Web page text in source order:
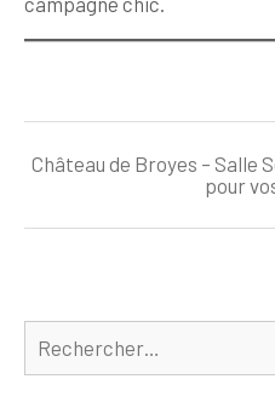
l’article
Château de Broyes – Salle
pour
Rechercher :